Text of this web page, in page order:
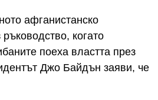
афганистанско
когато
поеха властта през
Джо Байдън заяви, че